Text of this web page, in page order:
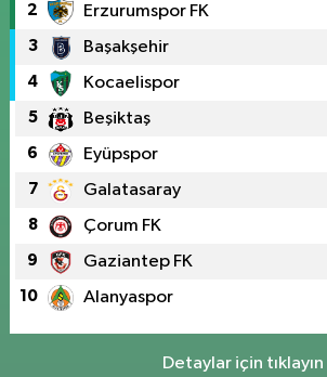
2 Erzurumspor FK
3 Başakşehir
4 Kocaelispor
5 Beşiktaş
6 Eyüpspor
7 Galatasaray
8 Çorum FK
9 Gaziantep FK
10 Alanyaspor
Detaylar için tıklayın